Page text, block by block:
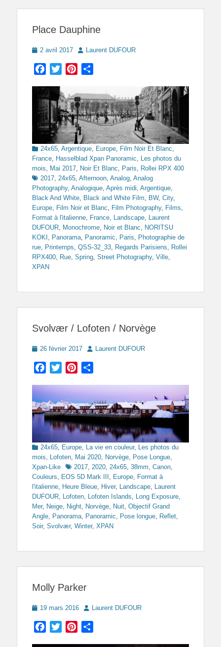
Place Dauphine
Posted
2 avril 2017 AuthorLaurent DUFOUR
Facebook
TwitterPinterest
Categories
24x65 Argentique Europe Film Noir Et Blanc
France Hasselblad Xpan Panoramic
Les photos du
mois
Mai 2017 Noir Et Blanc Paris Rollei RPX 400
2017 24x65 Afternoon Analog Analog
Photography, Analogique Après midi Argentique
Black And White Black and White Film BW, City,
Europe Film Noir et Blanc Film Photography, Films
Format à l'italienne France Landscape Laurent
DUFOUR Monochrome Noir et Blanc
NORITSU
KOKI
Panorama Panoramic Paris
Photographie de
rue Printemps QSS-32_33 Regards Parisiens
Rollei
RPX400 Rue Spring Street Photography, Ville
XPAN
Svolvær / Lofoten / Norvège
Posted
26 février 2017 AuthorLaurent DUFOUR
Facebook
TwitterPinterest
Categories
24x65, Europe, La vie en couleur, Les photos du
mois, Lofoten, Mai 2020, Norvège, Pose Longue,
Xpan-Like
Tags2017, 2020, 24x65, 38mm, Canon,
Couleurs, EOS 5D Mark III , Europe, Format à
l'italienne, Heure Bleue, Hiver, Landscape, Laurent
DUFOUR, Lofoten, Lofoten Islands, Long Exposure,
Mer, Neige, Night, Norvège, Nuit, Objectif Grand
Angle, Panorama, Panoramic, Pose longue, Reflet,
Soir, Svolvær, Winter, XPAN
Molly Parker
Posted
19 mars 2016 AuthorLaurent DUFOUR
Facebook
TwitterPinterest